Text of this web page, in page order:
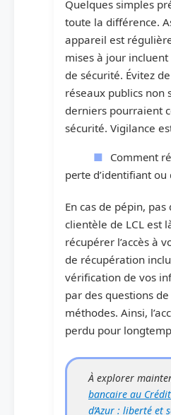
Quelques simples
toute la différence.
appareil est
mises à jour
de sécurité. Évitez
réseaux publics non
derniers pourraient
sécurité. Vigilance
Comment
perte d’identifiant ou
En cas de pépin,
clientèle de LCL est
récupérer l’accès à
de récupération
vérification de vos
par des questions
méthodes. Ainsi,
perdu pour
À explorer
bancaire au
d’Azur : liberté et